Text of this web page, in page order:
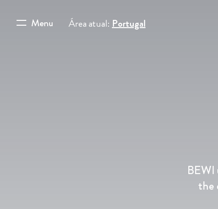
Menu Área atual: Portugal
BEWI
the